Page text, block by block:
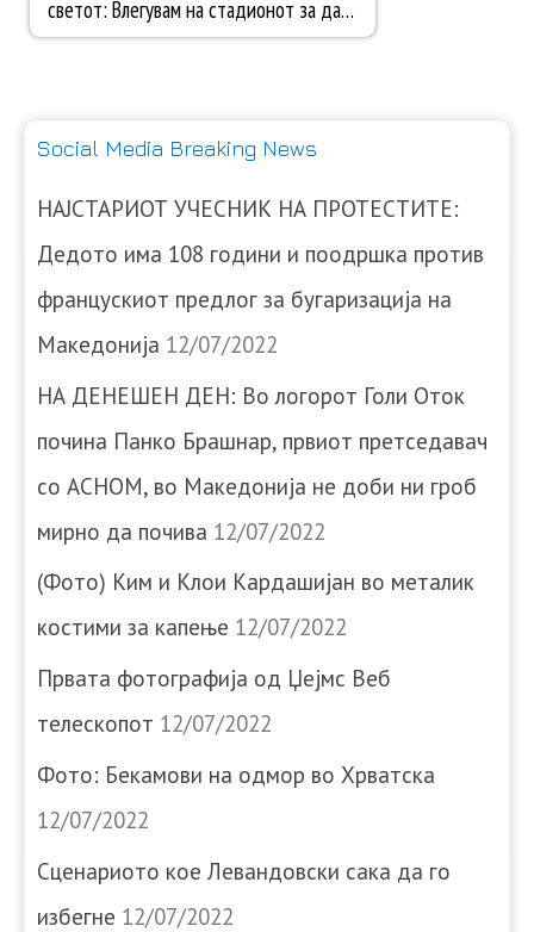
Social Media Breaking News
НАЈСТАРИОТ УЧЕСНИК НА ПРОТЕСТИТЕ:
Дедото има 108 години и поодршка против
францускиот предлог за бугаризација на
Македонија 12/07/2022
НА ДЕНЕШЕН ДЕН: Во логорот Голи Оток
почина Панко Брашнар, првиот претседавач
со АСНОМ, во Македонија не доби ни гроб
мирно да почива 12/07/2022
(Фото) Ким и Клои Кардашијан во металик
костими за капење 12/07/2022
Првата фотографија од Џејмс Веб
телескопот 12/07/2022
Фото: Бекамови на одмор во Хрватска
12/07/2022
Сценариото кое Левандовски сака да го
избегне 12/07/2022